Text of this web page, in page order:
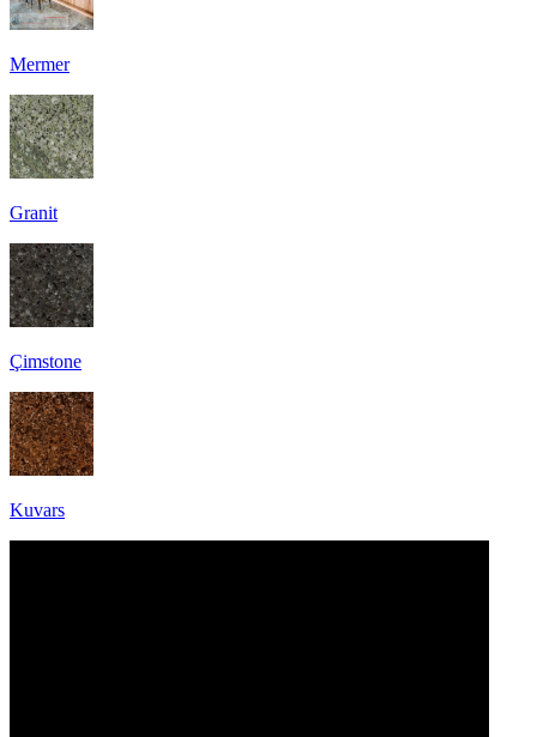
Mermer
Granit
Çimstone
Kuvars